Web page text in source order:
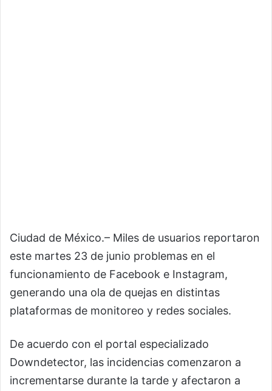
Ciudad de México.– Miles de usuarios reportaron
este martes 23 de junio problemas en el
funcionamiento de Facebook e Instagram,
generando una ola de quejas en distintas
plataformas de monitoreo y redes sociales.
De acuerdo con el portal especializado
Downdetector, las incidencias comenzaron a
incrementarse durante la tarde y afectaron a